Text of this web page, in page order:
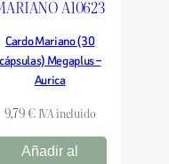
Cardo Mariano (30
cápsulas) Megaplus –
Aurica
9,79€ IVA incluido
Añadir al